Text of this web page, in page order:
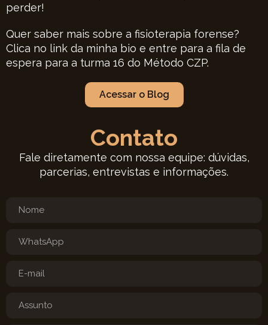
perder!
Quer saber mais sobre a fisioterapia forense?
Clica no link da minha bio e entre para a fila de
espera para a turma 16 do Método CZP.
Acessar o Blog
Contato
Fale diretamente com nossa equipe: dúvidas,
parcerias, entrevistas e informações.